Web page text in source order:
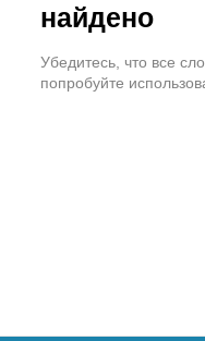
найдено
Убедитесь, что все
попробуйте